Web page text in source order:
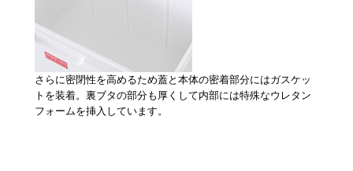
さらに密閉性を高めるため蓋と本体の密着部分にはガスケッ
トを装着。裏ブタの部分も厚くして内部には特殊なウレタン
フォームを挿入しています。